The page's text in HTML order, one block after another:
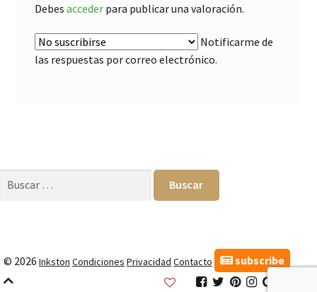
Debes accederpara publicar una valoración.
Notificarme de
las respuestas por correo electrónico.
© 2026 Inkston Condiciones Privacidad Contacto
subscribe
InkstonInkston
InkstonInkston